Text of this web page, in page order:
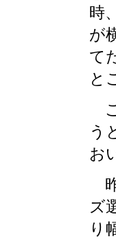
時
が
て
と
う
お
ズ
り